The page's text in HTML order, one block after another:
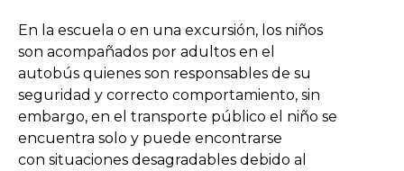
En la escuela o en una excursión, los niños
son acompañados por adultos en el
autobús quienes son responsables de su
seguridad y correcto comportamiento, sin
embargo, en el transporte público el niño se
encuentra solo y puede encontrarse
con situaciones desagradables debido al